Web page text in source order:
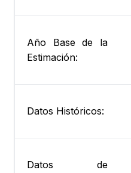
Año Base de la
Estimación:
Datos Históricos:
Datos de